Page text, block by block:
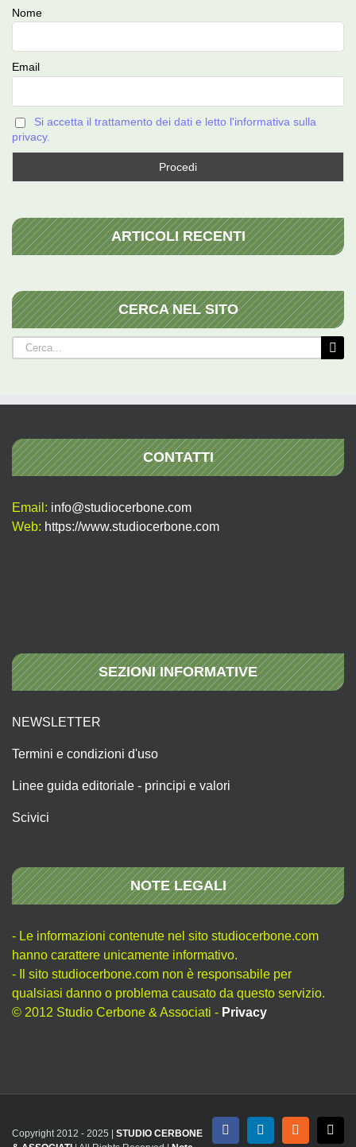
Nome
Email
Si accetta il trattamento dei dati e letto l'informativa sulla
privacy.
ARTICOLI RECENTI
CERCA NEL SITO
Cerca
per:
CONTATTI
Email: info@studiocerbone.com
Web: https://www.studiocerbone.com
SEZIONI INFORMATIVE
NEWSLETTER
Termini e condizioni d'uso
Linee guida editoriale - principi e valori
Scivici
NOTE LEGALI
- Le informazioni contenute nel sito studiocerbone.com
hanno carattere unicamente informativo.
- Il sito studiocerbone.com non è responsabile per
qualsiasi danno o problema causato da questo servizio.
© 2012 Studio Cerbone & Associati - Privacy
Copyright 2012 - 2025 | STUDIO CERBONE
FacebookLinkedInRss X